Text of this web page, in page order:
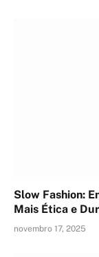
Slow Fashion:
Mais Ética e
novembro 17, 2025